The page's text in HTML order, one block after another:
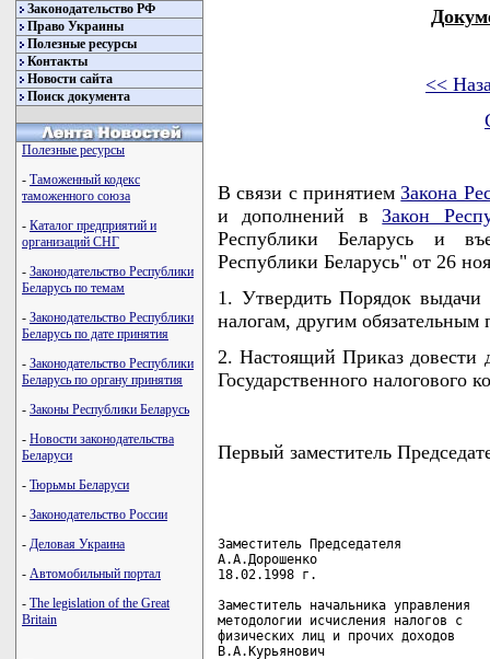
Законодательство РФ
Право Украины
Полезные ресурсы
Контакты
Новости сайта
Поиск документа
Полезные ресурсы
- Таможенный кодекс
таможенного союза
- Каталог предприятий и
организаций СНГ
- Законодательство Республики
Беларусь по темам
- Законодательство Республики
Беларусь по дате принятия
- Законодательство Республики
Беларусь по органу принятия
- Законы Республики Беларусь
- Новости законодательства
Беларуси
- Тюрьмы Беларуси
- Законодательство России
- Деловая Украина
- Автомобильный портал
- The legislation of the Great
Britain
<<
В связи с принятиемЗакона
и дополнений вЗакон
Республики Беларусь и
Республики Беларусь" от 26
1. Утвердить Порядок выдачи
налогам, другим
2. Настоящий Приказ довести
Государственного налогового
Первый заместитель
Заместитель Председателя
А.А.Дорошенко
18.02.1998 г.
Заместитель начальника управления
методологии исчисления налогов с
физических лиц и прочих доходов
В.А.Курьянович